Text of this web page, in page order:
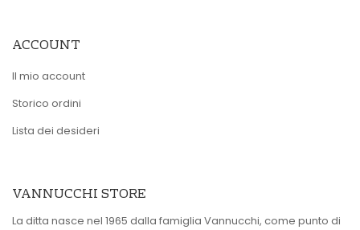
ACCOUNT
Il mio account
Storico ordini
Lista dei desideri
VANNUCCHI STORE
La ditta nasce nel 1965 dalla famiglia Vannucchi, come punto di